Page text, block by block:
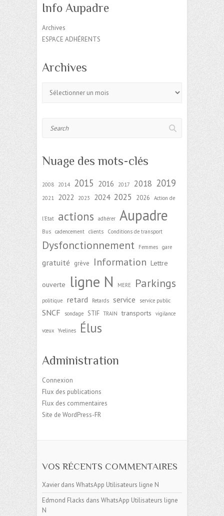
Info Aupadre
Archives
ESPACE ADHÉRENTS
Archives
Nuage des mots-clés
2008 2014 2015 2016 2017 2018 2019
2021 2022 2023 2024 2025 2026 Action de
l'Etat actions adhérer Aupadre
Bus cadencement clients Conditions de transport
Dysfonctionnement Femmes gare
gratuité grève Information Lettre
ouverte ligne N MERE Parkings
politique retard Retards service service public
SNCF sondage STIF TRAIN transports vigilance
vœux Yvelines Élus
Administration
Connexion
Flux des publications
Flux des commentaires
Site de WordPress-FR
VOS RÉCENTS COMMENTAIRES
Xavier dans WhatsApp Utilisateurs ligne N
Edmond Flacks dans WhatsApp Utilisateurs ligne
N